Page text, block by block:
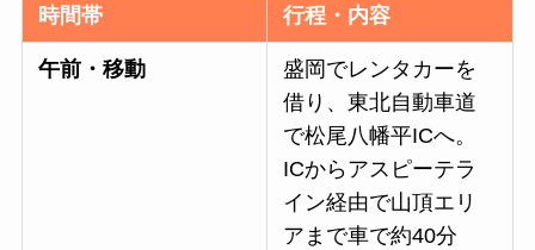
時間帯 行程・内容
午前・移動
盛岡でレンタカーを
借り、東北自動車道
で松尾八幡平ICへ。
ICからアスピーテラ
イン経由で山頂エリ
アまで車で約40分